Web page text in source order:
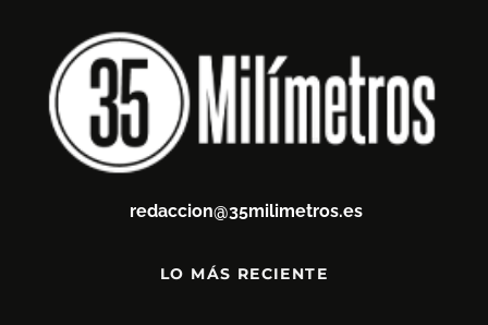
redaccion@35milimetros.es
LO MÁS RECIENTE